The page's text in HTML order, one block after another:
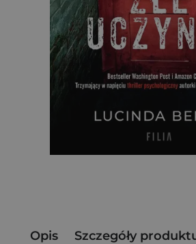
Opis Szczegóły